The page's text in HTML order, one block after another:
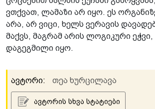
ვთქვათ, ლამაზი არ იყო. ეს
არა, არ ვიცი, ხელს ვერავის
მაქვს, მაგრამ არის ლოგიკური
დაგეგმილი იყო.
ავტორი: თეა ხურცილავა
ავტორის სხვა სტატიები